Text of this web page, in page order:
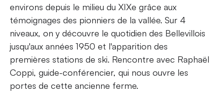
environs depuis le milieu du XIXe grâce aux
témoignages des pionniers de la vallée. Sur 4
niveaux, on y découvre le quotidien des Bellevillois
jusqu'aux années 1950 et l'apparition des
premières stations de ski. Rencontre avec Raphaël
Coppi, guide-conférencier, qui nous ouvre les
portes de cette ancienne ferme.